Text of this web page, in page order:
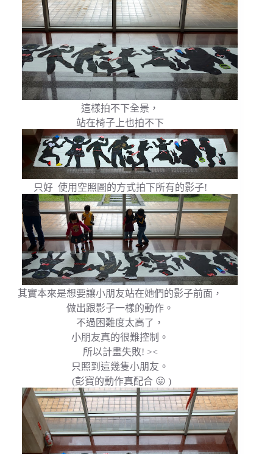
這樣拍不下全景，
站在椅子上也拍不下
只好 使用空照圖的方式拍下所有的影子!
其實本來是想要讓小朋友站在她們的影子前面，
做出跟影子一樣的動作。
不過困難度太高了，
小朋友真的很難控制。
所以計畫失敗! ><
只照到這幾隻小朋友。
(彭寶的動作真配合 😛 )